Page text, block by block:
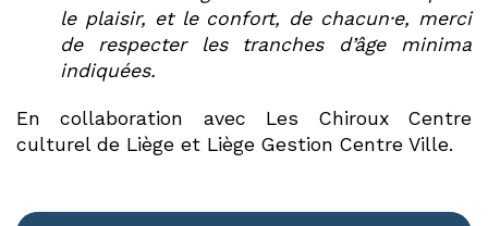
le plaisir, et le confort, de chacun·e, merci
de respecter les tranches d’âge minima
indiquées.
En collaboration avec Les Chiroux Centre
culturel de Liège et Liège Gestion Centre Ville.